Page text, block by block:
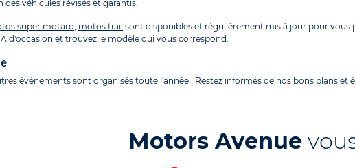
véhicules révisés et garantis.
super motard motos trail sont disponibles et régulièrement mis à jour pour
d'occasion et trouvez le modèle qui vous correspond.
événements sont organisés toute l'année ! Restez informés de nos bons plans et
Motors Avenue